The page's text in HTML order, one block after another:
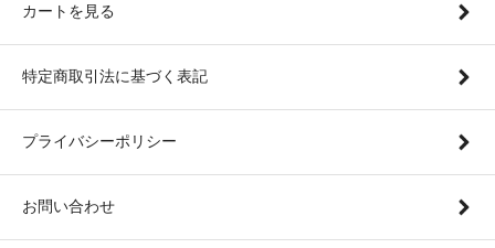
カートを見る
特定商取引法に基づく表記
プライバシーポリシー
お問い合わせ